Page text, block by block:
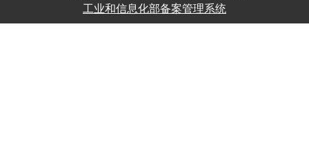
工业和信息化部备案管理系统